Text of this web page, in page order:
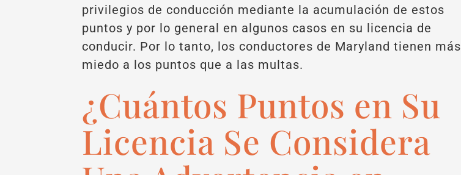
privilegios de conducción mediante la acumulación de estos
puntos y por lo general en algunos casos en su licencia de
conducir. Por lo tanto, los conductores de Maryland tienen más
miedo a los puntos que a las multas.
¿Cuántos Puntos en Su
Licencia Se Considera